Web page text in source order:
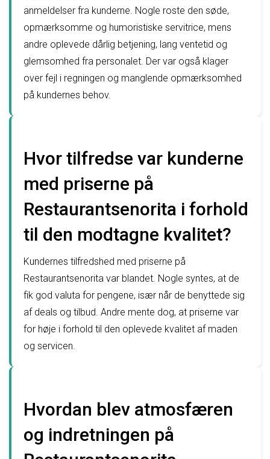
anmeldelser fra kunderne. Nogle roste den søde,
opmærksomme og humoristiske servitrice, mens
andre oplevede dårlig betjening, lang ventetid og
glemsomhed fra personalet. Der var også klager
over fejl i regningen og manglende opmærksomhed
på kundernes behov.
Hvor tilfredse var kunderne
med priserne på
Restaurantsenorita i forhold
til den modtagne kvalitet?
Kundernes tilfredshed med priserne på
Restaurantsenorita var blandet. Nogle syntes, at de
fik god valuta for pengene, især når de benyttede sig
af deals og tilbud. Andre mente dog, at priserne var
for høje i forhold til den oplevede kvalitet af maden
og servicen.
Hvordan blev atmosfæren
og indretningen på